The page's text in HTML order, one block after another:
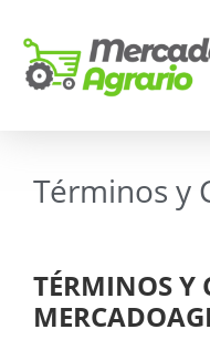
Términos y
TÉRMINOS Y